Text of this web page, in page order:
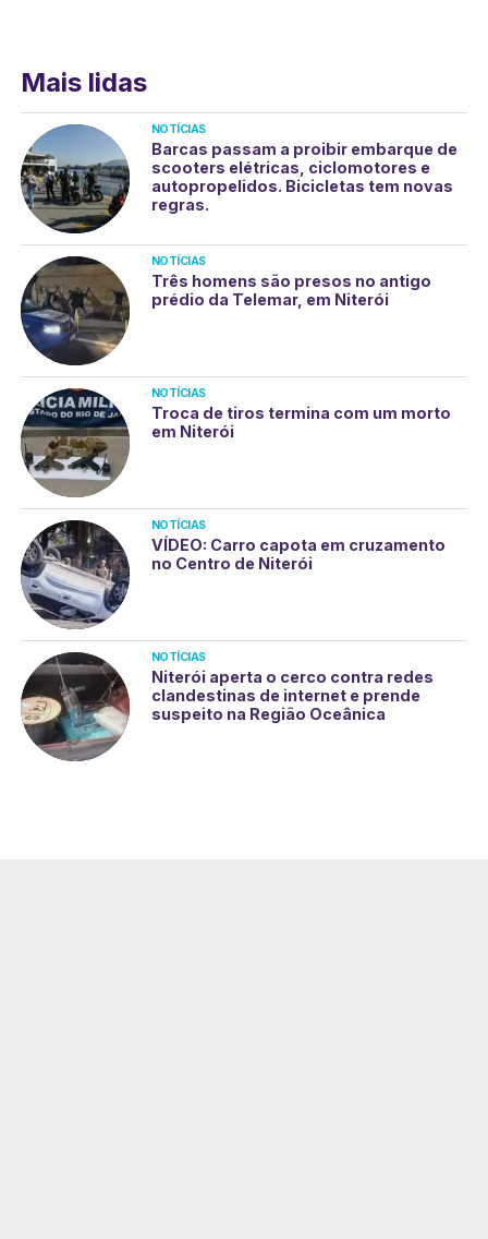
Mais lidas
NOTÍCIAS
Barcas passam a proibir embarque de
scooters elétricas, ciclomotores e
autopropelidos. Bicicletas tem novas
regras.
NOTÍCIAS
Três homens são presos no antigo
prédio da Telemar, em Niterói
NOTÍCIAS
Troca de tiros termina com um morto
em Niterói
NOTÍCIAS
VÍDEO: Carro capota em cruzamento
no Centro de Niterói
NOTÍCIAS
Niterói aperta o cerco contra redes
clandestinas de internet e prende
suspeito na Região Oceânica